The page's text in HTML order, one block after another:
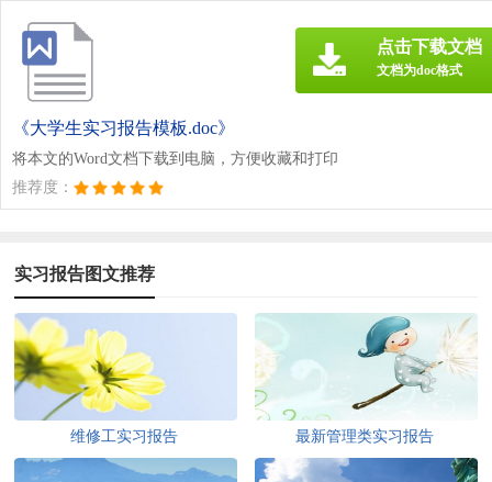
《大学生实习报告模板.doc》
将本文的Word文档下载到电脑，方便收藏和打印
推荐度：
点击下载文档
文档为doc格式
实习报告图文推荐
维修工实习报告 最新管理类实习报告